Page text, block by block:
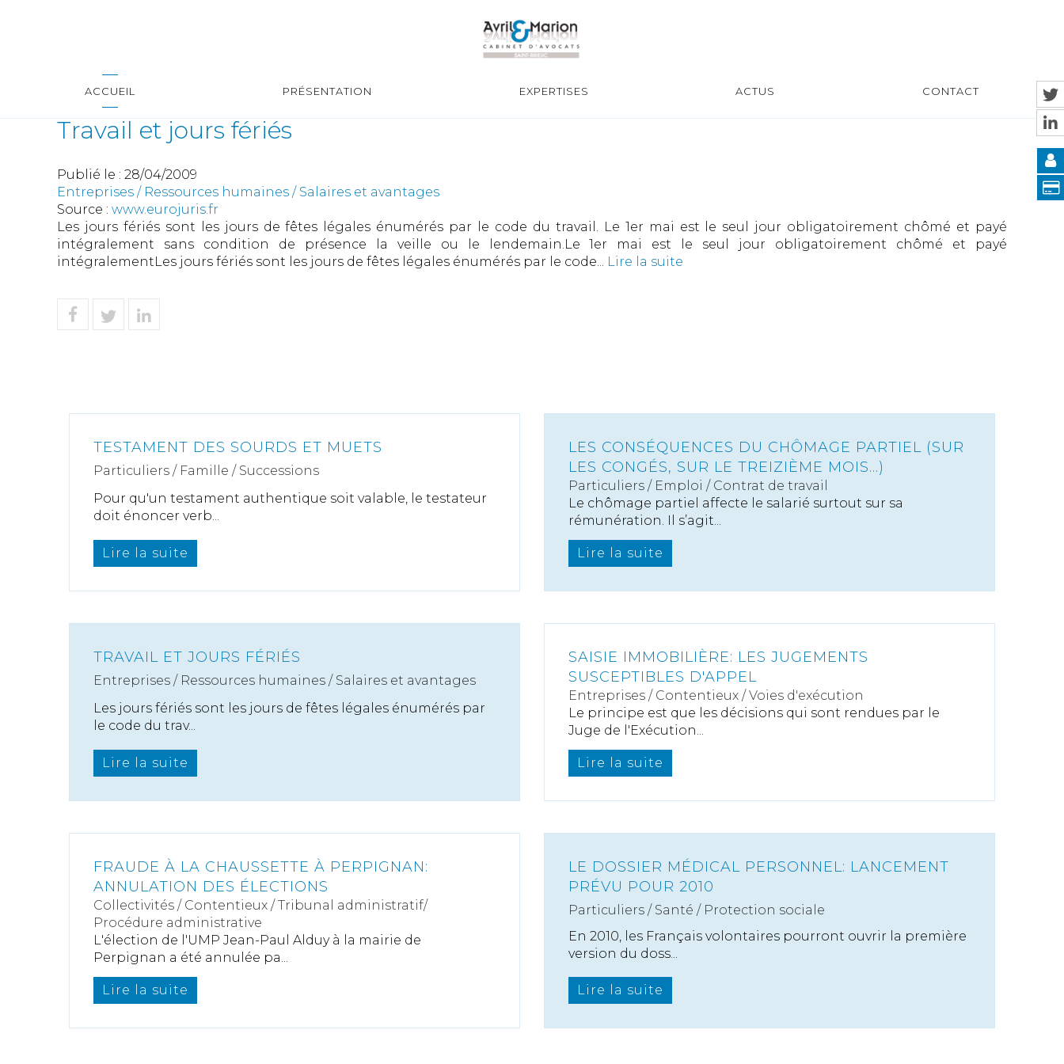
ACCUEIL PRÉSENTATION EXPERTISES ACTUS CONTACT
Travail et jours fériés
Publié le : 28/04/2009
Entreprises / Ressources humaines / Salaires et avantages
Source : www.eurojuris.fr
Les jours fériés sont les jours de fêtes légales énumérés par le code du travail. Le 1er mai est le seul jour obligatoirement chômé et payé
intégralement sans condition de présence la veille ou le lendemain.Le 1er mai est le seul jour obligatoirement chômé et payé
intégralementLes jours fériés sont les jours de fêtes légales énumérés par le code... Lire la suite
TESTAMENT DES SOURDS ET MUETS
Particuliers / Famille / Successions
Pour qu'un testament authentique soit valable, le testateur
doit énoncer verb...
Lire la suite
LES CONSÉQUENCES DU CHÔMAGE PARTIEL (SUR
LES CONGÉS, SUR LE TREIZIÈME MOIS...)
Particuliers / Emploi / Contrat de travail
Le chômage partiel affecte le salarié surtout sur sa
rémunération. Il s’agit...
Lire la suite
TRAVAIL ET JOURS FÉRIÉS
Entreprises / Ressources humaines / Salaires et avantages
Les jours fériés sont les jours de fêtes légales énumérés par
le code du trav...
Lire la suite
SAISIE IMMOBILIÈRE: LES JUGEMENTS
SUSCEPTIBLES D'APPEL
Entreprises / Contentieux /Voies d'exécution
Le principe est que les décisions qui sont rendues par le
Juge de l'Exécution...
Lire la suite
FRAUDE À LA CHAUSSETTE À PERPIGNAN:
ANNULATION DES ÉLECTIONS
Collectivités / Contentieux /Tribunal administratif/
Procédure administrative
L'élection de l'UMP Jean-Paul Alduy à la mairie de
Perpignan a été annulée pa...
Lire la suite
LE DOSSIER MÉDICAL PERSONNEL: LANCEMENT
PRÉVU POUR 2010
Particuliers / Santé / Protection sociale
En 2010, les Français volontaires pourront ouvrir la première
version du doss...
Lire la suite